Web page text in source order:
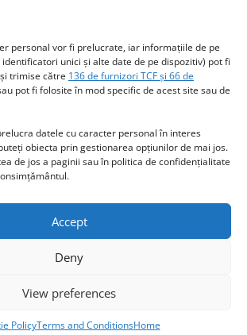
personal vor fi prelucrate, iar informațiile de pe
unici și alte date de pe dispozitiv) pot fi
trimise către 136 de furnizori TCF și 66 de
pot fi folosite în mod specific de acest site sau de
datele cu caracter personal în interes
obiecta prin gestionarea opțiunilor de mai jos.
de jos a paginii sau în politica de confidențialitate
Accept
Deny
View preferences
PolicyTerms and ConditionsHome
www.RomaniaSweetRomania.com
By
Adore Themes
site uses cookies. By continuing to use this
how to control cookies, see here: